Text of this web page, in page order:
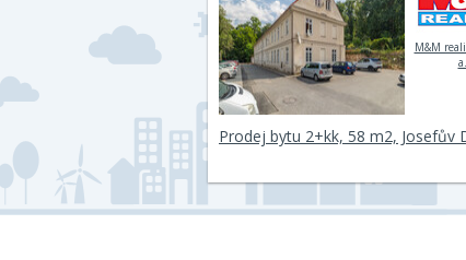
M&M
Prodej bytu 2+kk, 58 m2, Josefův